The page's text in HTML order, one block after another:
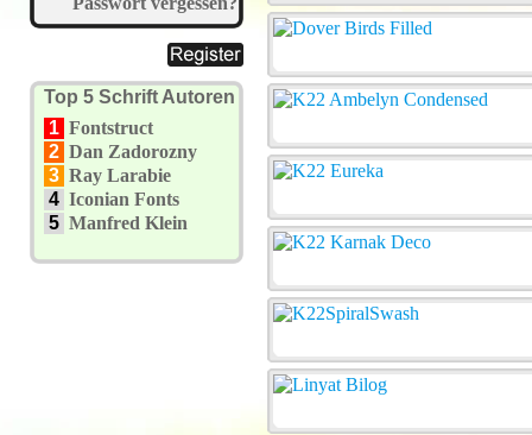
Top 5 Schrift Autoren
1 Fontstruct
2 Dan Zadorozny
3 Ray Larabie
4 Iconian Fonts
5 Manfred Klein